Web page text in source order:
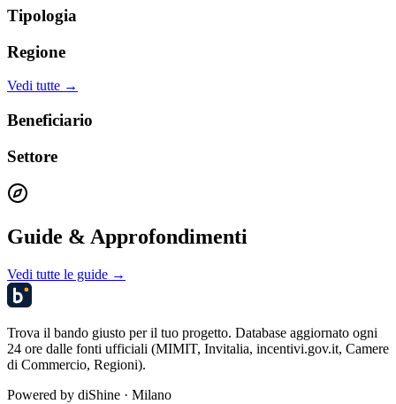
Tipologia
Regione
Vedi tutte →
Beneficiario
Settore
Guide & Approfondimenti
Vedi tutte le guide →
Trova il bando giusto per il tuo progetto. Database aggiornato ogni
24 ore dalle fonti ufficiali (MIMIT, Invitalia, incentivi.gov.it, Camere
di Commercio, Regioni).
Powered by diShine · Milano